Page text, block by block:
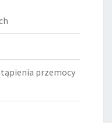
przemocy